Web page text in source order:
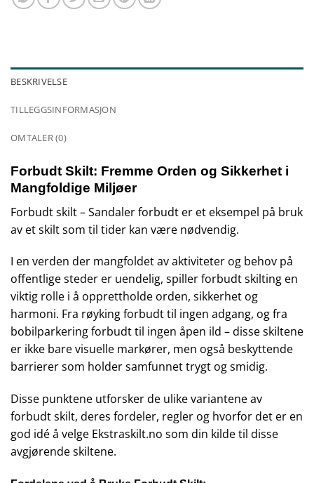
BESKRIVELSE
TILLEGGSINFORMASJON
OMTALER (0)
Forbudt Skilt: Fremme Orden og Sikkerhet i
Mangfoldige Miljøer
Forbudt skilt – Sandaler forbudt er et eksempel på bruk
av et skilt som til tider kan være nødvendig.
I en verden der mangfoldet av aktiviteter og behov på
offentlige steder er uendelig, spiller forbudt skilting en
viktig rolle i å opprettholde orden, sikkerhet og
harmoni. Fra røyking forbudt til ingen adgang, og fra
bobilparkering forbudt til ingen åpen ild – disse skiltene
er ikke bare visuelle markører, men også beskyttende
barrierer som holder samfunnet trygt og smidig.
Disse punktene utforsker de ulike variantene av
forbudt skilt, deres fordeler, regler og hvorfor det er en
god idé å velge Ekstraskilt.no som din kilde til disse
avgjørende skiltene.